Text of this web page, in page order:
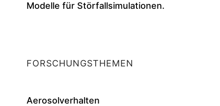
Modelle für Störfallsimulationen.
FORSCHUNGSTHEMEN
Aerosolverhalten